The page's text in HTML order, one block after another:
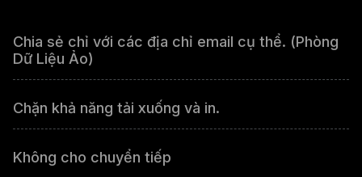
Chia sẻ chỉ với các địa chỉ email cụ thể. (Phòng
Dữ Liệu Ảo)
Chặn khả năng tải xuống và in.
Không cho chuyển tiếp